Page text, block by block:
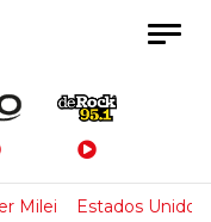
Milei Estados Unidos